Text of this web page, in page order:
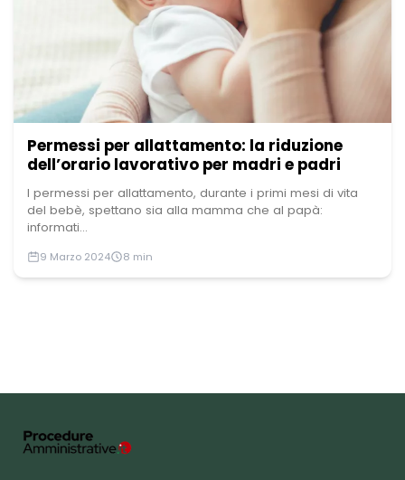
Permessi per allattamento: la riduzione
dell’orario lavorativo per madri e padri
I permessi per allattamento, durante i primi mesi di vita
del bebè, spettano sia alla mamma che al papà:
informati...
9 Marzo 2024 8 min